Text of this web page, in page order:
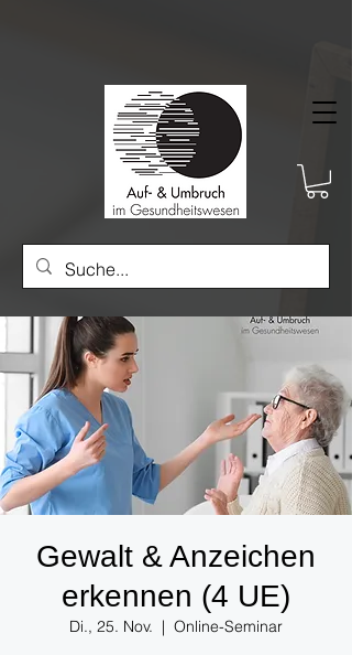
Gewalt & Anzeichen
erkennen (4 UE)
Di., 25. Nov.
  |
Online-Seminar